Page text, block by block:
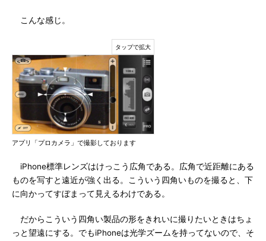
こんな感じ。
アプリ「プロカメラ」で撮影しております
iPhone標準レンズはけっこう広角である。広角で近距離にある
ものを写すと遠近が強く出る。こういう四角いものを撮ると、下
に向かってすぼまって見えるわけである。
だからこういう四角い製品の形をきれいに撮りたいときはちょ
っと望遠にする。でもiPhoneは光学ズームを持ってないので、そ